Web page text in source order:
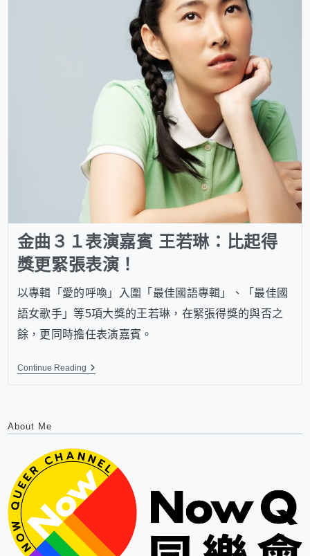
金曲３１表演嘉賓 王若琳：比起得
獎更緊張表演！
以專輯「愛的呼喚」入圍「最佳國語專輯」、「最佳國
語女歌手」等5項大獎的王若琳，在緊張得獎的與否之
餘，更同時擔任表演嘉賓。
Continue Reading
About Me